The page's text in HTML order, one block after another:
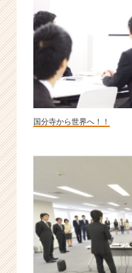
卒
活
躍
す
る
出!
|
ベ
ン
チ
ャ
国分寺から世界へ！！